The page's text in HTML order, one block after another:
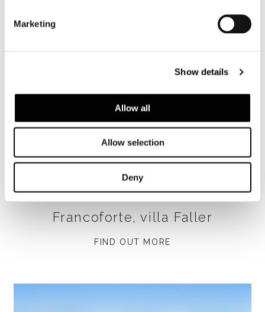
Marketing
Show details
Allow all
Allow selection
Deny
Francoforte, villa Faller
FIND OUT MORE